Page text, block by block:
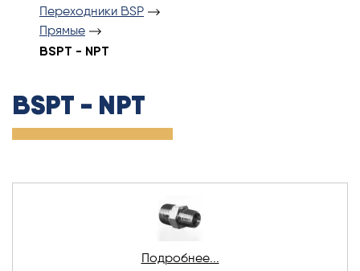
Переходники BSP
Прямые
BSPT - NPT
BSPT - NPT
Подробнее...